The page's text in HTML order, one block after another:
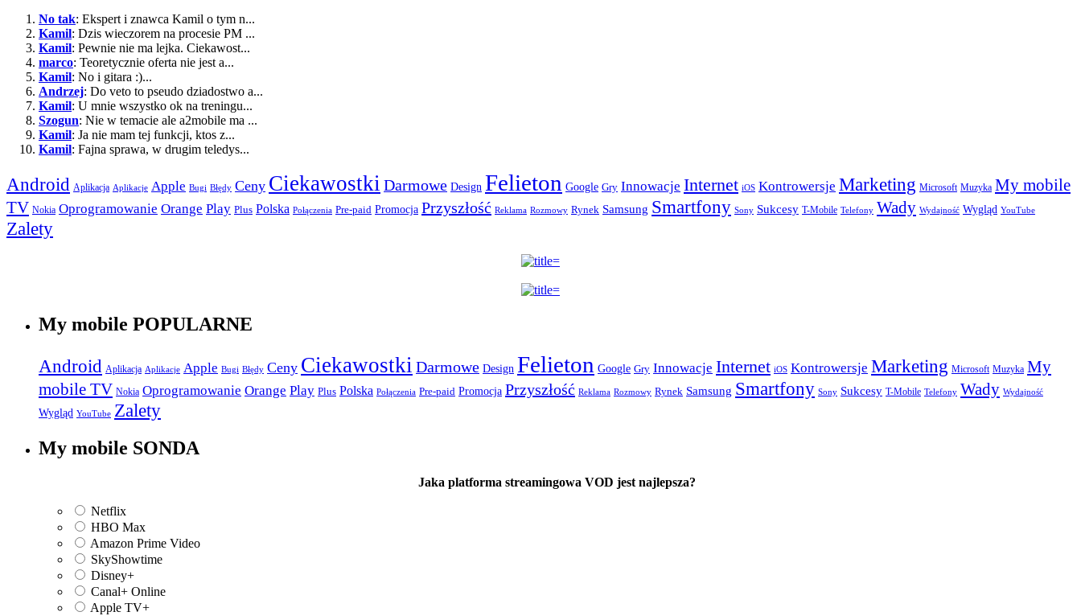
No tak: Ekspert i znawca Kamil o tym n...
Kamil: Dzis wieczorem na procesie PM ...
Kamil: Pewnie nie ma lejka. Ciekawost...
marco: Teoretycznie oferta nie jest a...
Kamil: No i gitara :)...
Andrzej: Do veto to pseudo dziadostwo a...
Kamil: U mnie wszystko ok na treningu...
Szogun: Nie w temacie ale a2mobile ma ...
Kamil: Ja nie mam tej funkcji, ktos z...
Kamil: Fajna sprawa, w drugim teledys...
Android Aplikacja Aplikacje Apple Bugi Błędy Ceny Ciekawostki Darmowe Design Felieton Google Gry Innowacje Internet iOS Kontrowersje Marketing Microsoft Muzyka My mobile
TV Nokia Oprogramowanie Orange Play Plus Polska Połączenia Pre-paid Promocja Przyszłość Reklama Rozmowy Rynek Samsung Smartfony Sony Sukcesy T-Mobile Telefony Wady Wydajność Wygląd YouTube
Zalety
My mobile POPULARNE
Android Aplikacja Aplikacje Apple Bugi Błędy Ceny Ciekawostki Darmowe Design Felieton Google Gry Innowacje Internet iOS Kontrowersje Marketing Microsoft Muzyka My
mobile TV Nokia Oprogramowanie Orange Play Plus Polska Połączenia Pre-paid Promocja Przyszłość Reklama Rozmowy Rynek Samsung Smartfony Sony Sukcesy T-Mobile Telefony Wady Wydajność
Wygląd YouTube Zalety
My mobile SONDA
Jaka platforma streamingowa VOD jest najlepsza?
Netflix
HBO Max
Amazon Prime Video
SkyShowtime
Disney+
Canal+ Online
Apple TV+